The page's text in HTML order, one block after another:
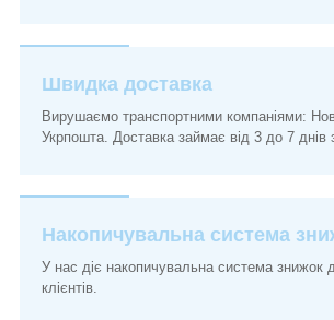
Швидка доставка
Вирушаємо транспортними компаніями:
Укрпошта. Доставка займає від 3 до 7 днів
Накопичувальна система
У нас діє накопичувальна система знижок
клієнтів.